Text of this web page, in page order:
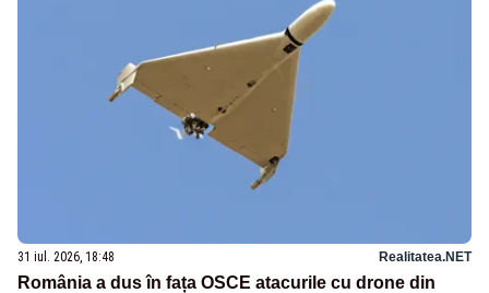
31 iul. 2026, 18:48 Realitatea.NET
România a dus în fața OSCE atacurile cu drone din